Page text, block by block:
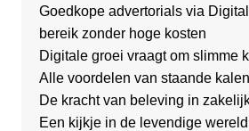
Goedkope advertorials via
bereik zonder hoge kosten
Digitale groei vraagt om slimme
Alle voordelen van staande
De kracht van beleving in
Een kijkje in de levendige